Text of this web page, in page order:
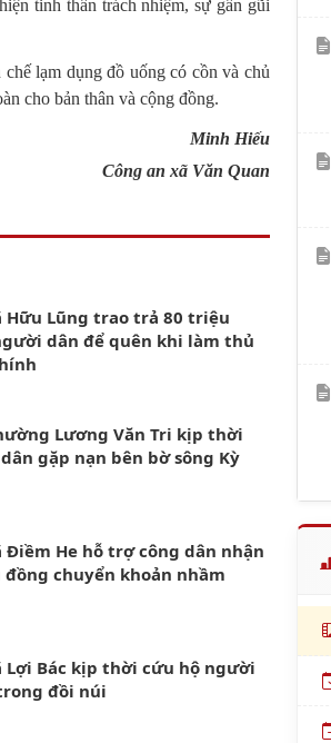
tinh thần trách nhiệm, sự gần gũi
lạm dụng đồ uống có cồn và chủ
cho bản thân và cộng đồng.
Minh Hiếu
Công an xã Văn Quan
Hữu Lũng trao trả 80 triệu
dân để quên khi làm thủ
Lương Văn Tri kịp thời
gặp nạn bên bờ sông Kỳ
Điềm He hỗ trợ công dân nhận
chuyển khoản nhầm
Lợi Bác kịp thời cứu hộ người
đồi núi